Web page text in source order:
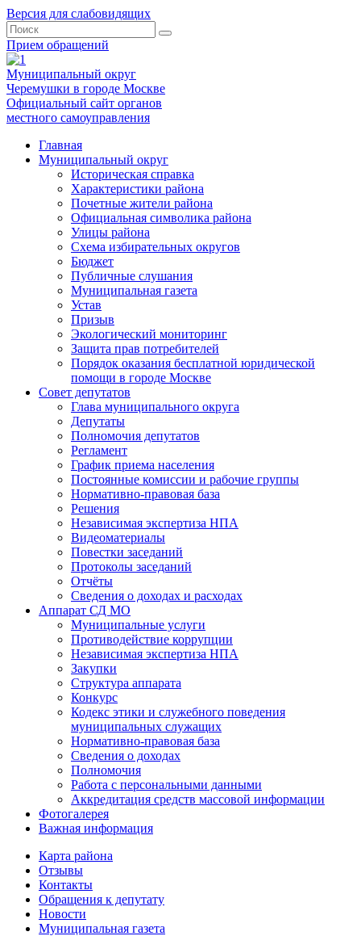
Версия для слабовидящих
Прием обращений
Муниципальный округ
Черемушки в городе Москве
Официальный сайт органов
местного самоуправления
Главная
Муниципальный округ
Историческая справка
Характеристики района
Почетные жители района
Официальная символика района
Улицы района
Схема избирательных округов
Бюджет
Публичные слушания
Муниципальная газета
Устав
Призыв
Экологический мониторинг
Защита прав потребителей
Порядок оказания бесплатной юридической
помощи в городе Москве
Совет депутатов
Глава муниципального округа
Депутаты
Полномочия депутатов
Регламент
График приема населения
Постоянные комиссии и рабочие группы
Нормативно-правовая база
Решения
Независимая экспертиза НПА
Видеоматериалы
Повестки заседаний
Протоколы заседаний
Отчёты
Сведения о доходах и расходах
Аппарат СД МО
Муниципальные услуги
Противодействие коррупции
Независимая экспертиза НПА
Закупки
Структура аппарата
Конкурс
Кодекс этики и служебного поведения
муниципальных служащих
Нормативно-правовая база
Сведения о доходах
Полномочия
Работа с персональными данными
Аккредитация средств массовой информации
Фотогалерея
Важная информация
Карта района
Отзывы
Контакты
Обращения к депутату
Новости
Муниципальная газета